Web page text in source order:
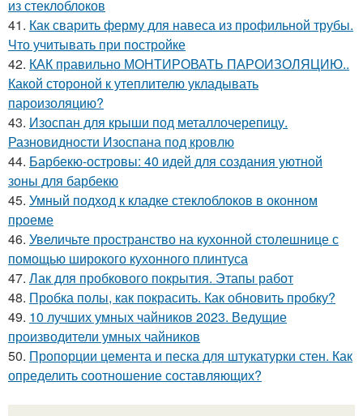
из стеклоблоков
41. Как сварить ферму для навеса из профильной трубы.
Что учитывать при постройке
42. КАК правильно МОНТИРОВАТЬ ПАРОИЗОЛЯЦИЮ..
Какой стороной к утеплителю укладывать
пароизоляцию?
43. Изоспан для крыши под металлочерепицу.
Разновидности Изоспана под кровлю
44. Барбекю-островы: 40 идей для создания уютной
зоны для барбекю
45. Умный подход к кладке стеклоблоков в оконном
проеме
46. Увеличьте пространство на кухонной столешнице с
помощью широкого кухонного плинтуса
47. Лак для пробкового покрытия. Этапы работ
48. Пробка полы, как покрасить. Как обновить пробку?
49. 10 лучших умных чайников 2023. Ведущие
производители умных чайников
50. Пропорции цемента и песка для штукатурки стен. Как
определить соотношение составляющих?